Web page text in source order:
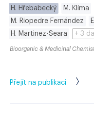
H. Hřebabecký M. Klíma
M. Riopedre Fernández
H. Martinez-Seara
+ 3
Bioorganic & Medicinal
Přejít na publikaci